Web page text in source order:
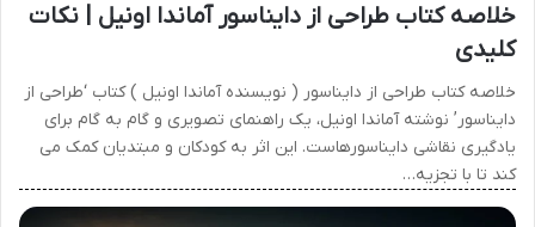
خلاصه کتاب طراحی از دایناسور آماندا اونیل | نکات
کلیدی
خلاصه کتاب طراحی از دایناسور ( نویسنده آماندا اونیل ) کتاب ‘طراحی از
دایناسور’ نوشته آماندا اونیل، یک راهنمای تصویری و گام به گام برای
یادگیری نقاشی دایناسورهاست. این اثر به کودکان و مبتدیان کمک می
کند تا با تجزیه…